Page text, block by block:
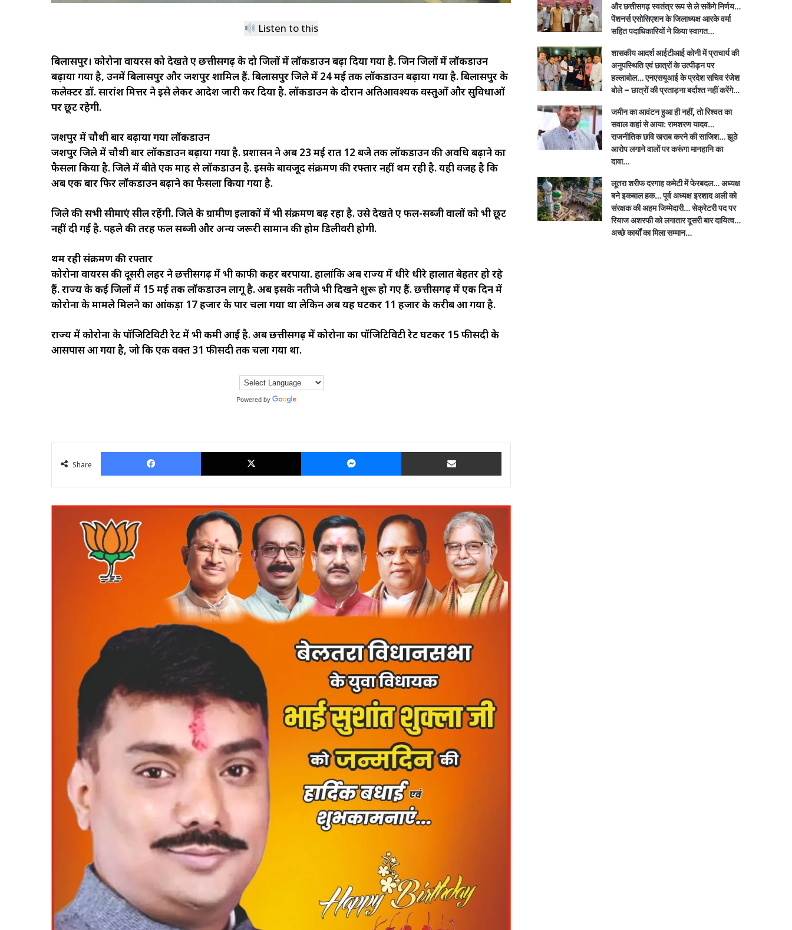
Listen to this
बिलासपुर। कोरोना वायरस को देखते हुए छत्तीसगढ़ के दो जिलों में लॉकडाउन बढ़ा दिया गया है. जिन जिलों में लॉकडाउन
बढ़ाया गया है, उनमें बिलासपुर और जशपुर शामिल हैं. बिलासपुर जिले में 24 मई तक लॉकडाउन बढ़ाया गया है. बिलासपुर के
कलेक्टर डॉ. सारांश मित्तर ने इसे लेकर आदेश जारी कर दिया है. लॉकडाउन के दौरान अतिआवश्यक वस्तुओं और सुविधाओं
पर छूट रहेगी.
जशपुर में चौथी बार बढ़ाया गया लॉकडाउन
जशपुर जिले में चौथी बार लॉकडाउन बढ़ाया गया है. प्रशासन ने अब 23 मई रात 12 बजे तक लॉकडाउन की अवधि बढ़ाने का
फैसला किया है. जिले में बीते एक माह से लॉकडाउन है. इसके बावजूद संक्रमण की रफ्तार नहीं थम रही है. यही वजह है कि
अब एक बार फिर लॉकडाउन बढ़ाने का फैसला किया गया है.
जिले की सभी सीमाएं सील रहेंगी. जिले के ग्रामीण इलाकों में भी संक्रमण बढ़ रहा है. उसे देखते हुए फल-सब्जी वालों को भी छूट
नहीं दी गई है. पहले की तरह फल सब्जी और अन्य जरूरी सामान की होम डिलीवरी होगी.
थम रही संक्रमण की रफ्तार
कोरोना वायरस की दूसरी लहर ने छत्तीसगढ़ में भी काफी कहर बरपाया. हालांकि अब राज्य में धीरे धीरे हालात बेहतर हो रहे
हैं. राज्य के कई जिलों में 15 मई तक लॉकडाउन लागू है. अब इसके नतीजे भी दिखने शुरू हो गए हैं. छत्तीसगढ़ में एक दिन में
कोरोना के मामले मिलने का आंकड़ा 17 हजार के पार चला गया था लेकिन अब यह घटकर 11 हजार के करीब आ गया है.
राज्य में कोरोना के पॉजिटिविटी रेट में भी कमी आई है. अब छत्तीसगढ़ में कोरोना का पॉजिटिविटी रेट घटकर 15 फीसदी के
आसपास आ गया है, जो कि एक वक्त 31 फीसदी तक चला गया था.
Powered by
Share
Facebook X Messenger Share via Email
और छत्तीसगढ़ स्वतंत्र रूप से ले सकेंगे निर्णय…
पेंशनर्स एसोसिएशन के जिलाध्यक्ष आरके वर्मा
सहित पदाधिकारियों ने किया स्वागत…
शासकीय आदर्श आईटीआई कोनी में प्राचार्य की
अनुपस्थिति एवं छात्रों के उत्पीड़न पर
हल्लाबोल… एनएसयूआई के प्रदेश सचिव रंजेश
बोले – छात्रों की प्रताड़ना बर्दाश्त नहीं करेंगे…
जमीन का आवंटन हुआ ही नहीं, तो रिश्वत का
सवाल कहां से आया: रामशरण यादव…
राजनीतिक छवि खराब करने की साजिश… झूठे
आरोप लगाने वालों पर करूंगा मानहानि का
दावा…
लूतरा शरीफ दरगाह कमेटी में फेरबदल… अध्यक्ष
बने इकबाल हक… पूर्व अध्यक्ष इरशाद अली को
संरक्षक की अहम जिम्मेदारी… सेक्रेटरी पद पर
रियाज अशरफी को लगातार दूसरी बार दायित्व…
अच्छे कार्यों का मिला सम्मान…